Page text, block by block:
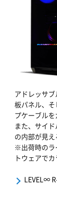
アドレッサ
板パネル、
プケーブルを
また、サイ
の内部が見え
※出荷時のラ
トウェアで
LEVEL∞